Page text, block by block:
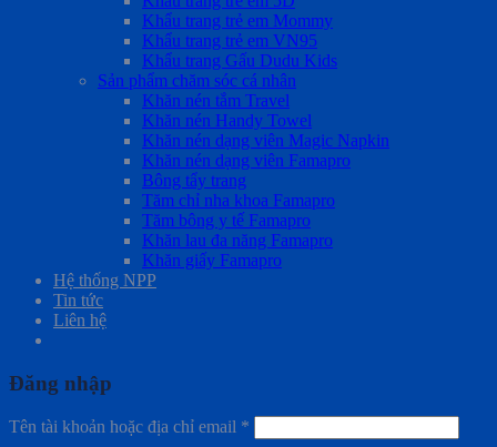
Khẩu trang trẻ em Mommy
Khẩu trang trẻ em VN95
Khẩu trang Gấu Dudu Kids
Sản phẩm chăm sóc cá nhân
Khăn nén tắm Travel
Khăn nén Handy Towel
Khăn nén dạng viên Magic Napkin
Khăn nén dạng viên Famapro
Bông tẩy trang
Tăm chỉ nha khoa Famapro
Tăm bông y tế Famapro
Khăn lau đa năng Famapro
Khăn giấy Famapro
Hệ thống NPP
Tin tức
Liên hệ
Đăng nhập
Tên tài khoản hoặc địa chỉ email *